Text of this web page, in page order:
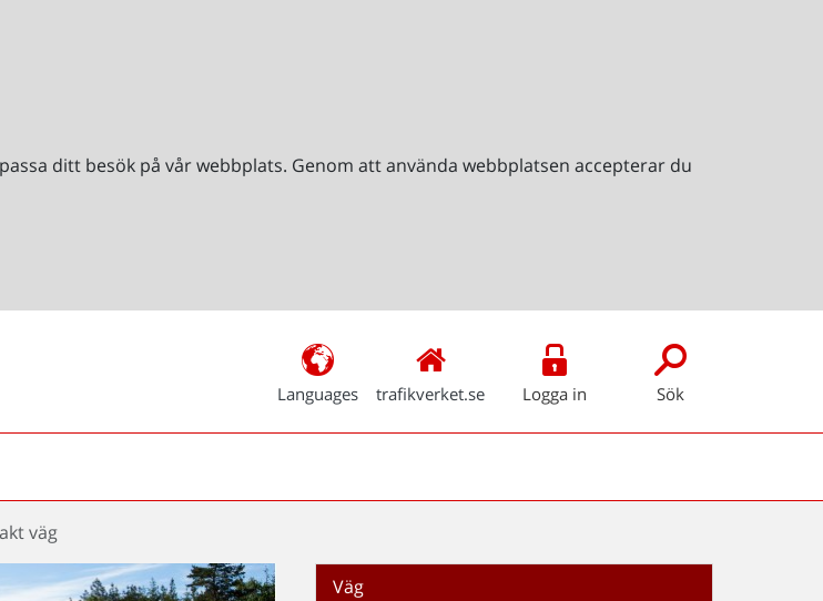
ditt besök på vår webbplats. Genom att använda webbplatsen accepterar du
Languages trafikverket.se Logga in Sök
väg
Väg